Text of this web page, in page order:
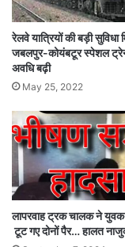
रेलवे यात्रियों की बड़ी सुविधा
जबलपुर-कोयंबटूर स्पेशल
अवधि बढ़ी
May 25, 2022
लापरवाह ट्रक चालक ने
टूट गए दोनों पैर… हालत